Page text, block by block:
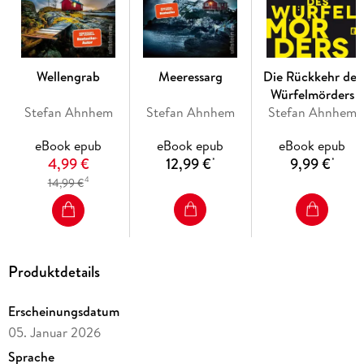
bis zur letzten Seite. «
Hjorth & Rosenfeldt
»Eine Geschichte des Bösen, die einen in die Schatten der
Vergangenheit führt. Überraschend und spannend. Ich habe es in
einem Zug durchgelesen. «
Åke Edwardson
Der zweite Teil der Fabian-Risk-Serie,
Herzsammler, erzählt die Vorgeschichte zu
Und morgen du , für alle, die erfahren wollen, wieso Fabian Risk
mit seiner Familie nach Helsingborg gezogen ist.
Herzsammler
Wellengrab
Stefan Ahnhem
eBook epub
4,99 €
14,99 €4
Meeressarg
Stefan Ahnhem
eBook epub
12,99 €*
Die Rückkehr des
Würfelmörders
Stefan Ahnhem
eBook epub
9,99 €*
Produktdetails
Erscheinungsdatum
05. Januar 2026
Sprache